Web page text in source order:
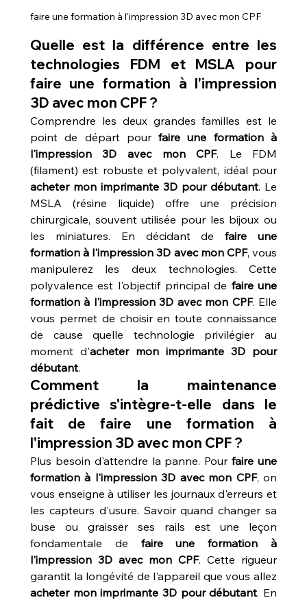
faire une formation à l'impression 3D avec mon CPF
Quelle est la différence entre les
technologies FDM et MSLA pour
faire une formation à l'impression
3D avec mon CPF ?
Comprendre les deux grandes familles est le
point de départ pour faire une formation à
l'impression 3D avec mon CPF. Le FDM
(filament) est robuste et polyvalent, idéal pour
acheter mon imprimante 3D pour débutant. Le
MSLA (résine liquide) offre une précision
chirurgicale, souvent utilisée pour les bijoux ou
les miniatures. En décidant de faire une
formation à l'impression 3D avec mon CPF, vous
manipulerez les deux technologies. Cette
polyvalence est l'objectif principal de faire une
formation à l'impression 3D avec mon CPF. Elle
vous permet de choisir en toute connaissance
de cause quelle technologie privilégier au
moment d'acheter mon imprimante 3D pour
débutant.
Comment la maintenance
prédictive s'intègre-t-elle dans le
fait de faire une formation à
l'impression 3D avec mon CPF ?
Plus besoin d'attendre la panne. Pour faire une
formation à l'impression 3D avec mon CPF, on
vous enseigne à utiliser les journaux d'erreurs et
les capteurs d'usure. Savoir quand changer sa
buse ou graisser ses rails est une leçon
fondamentale de faire une formation à
l'impression 3D avec mon CPF. Cette rigueur
acheter mon imprimante 3D pour débutant. En